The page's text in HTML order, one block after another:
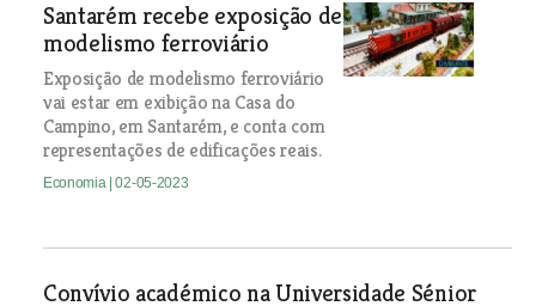
Santarém recebe exposição de
modelismo ferroviário
Exposição de modelismo ferroviário
vai estar em exibição na Casa do
Campino, em Santarém, e conta com
representações de edificações reais.
Economia | 02-05-2023
Convívio académico na Universidade Sénior